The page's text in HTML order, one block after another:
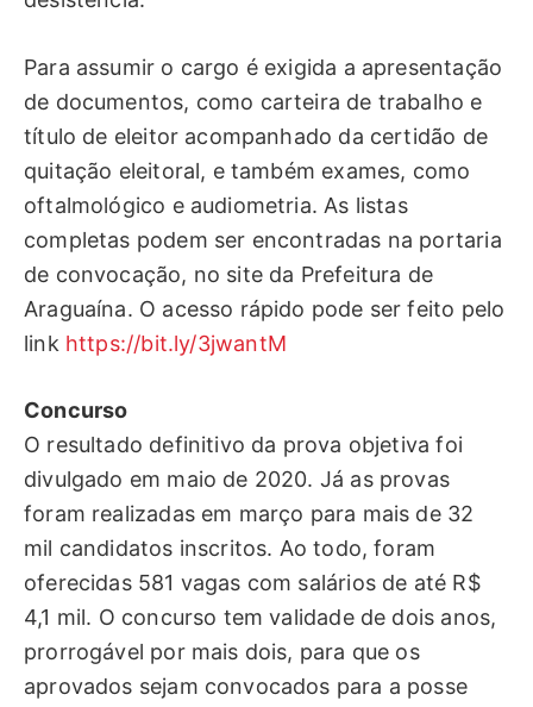
Para assumir o cargo é exigida a apresentação
de documentos, como carteira de trabalho e
título de eleitor acompanhado da certidão de
quitação eleitoral, e também exames, como
oftalmológico e audiometria. As listas
completas podem ser encontradas na portaria
de convocação, no site da Prefeitura de
Araguaína. O acesso rápido pode ser feito pelo
link https://bit.ly/3jwantM
Concurso
O resultado definitivo da prova objetiva foi
divulgado em maio de 2020. Já as provas
foram realizadas em março para mais de 32
mil candidatos inscritos. Ao todo, foram
oferecidas 581 vagas com salários de até R$
4,1 mil. O concurso tem validade de dois anos,
prorrogável por mais dois, para que os
aprovados sejam convocados para a posse